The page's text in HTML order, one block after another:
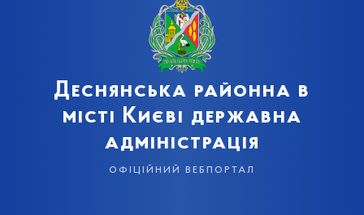
Деснянська районна в
місті Києві державна
адміністрація
офіційний вебпортал